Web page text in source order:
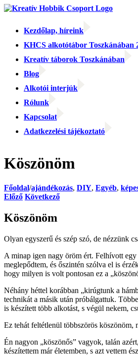
Kihagyás
Kezdőlap, híreink
KHCS alkotótábor Toszkánában
Kreatív táborok Toszkánában
Blog
Alkotói interjúk
Rólunk
Kapcsolat
Adatkezelési tájékoztató
Köszönöm
Főoldal/ajándékozás, DIY, Egyéb,
Előző Következő
Köszönöm
Olyan egyszerű és szép szó, de nézzünk
A minap igen nagy öröm ért. Felhívott
meglepődtem, és őszintén szólva el is
hogy milyen is volt pontosan ez a
Néhány héttel korábban „kirúgtunk a
technikát a másik után próbálgattuk.
is készített több alkotást, s végül nekem,
Ez tehát feltétlenül többszörös köszönöm,
Én nagyon „köszönős” vagyok, talán
készítettem már életemben, s azt vettem